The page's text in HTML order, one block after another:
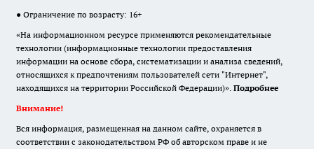
● Ограничение по возрасту: 16+
«На информационном ресурсе применяются рекомендательные
технологии (информационные технологии предоставления
информации на основе сбора, систематизации и анализа сведений,
относящихся к предпочтениям пользователей сети "Интернет",
находящихся на территории Российской Федерации)». Подробнее
Внимание!
Вся информация, размещенная на данном сайте, охраняется в
соответствии с законодательством РФ об авторском праве и не